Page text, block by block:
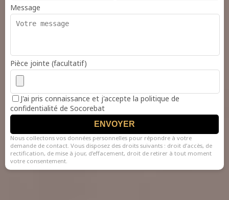
Message
Pièce jointe (facultatif)
J'ai pris connaissance et j'accepte la politique de
confidentialité de Socorebat
ENVOYER
Nous collectons vos données personnelles pour répondre à votre
demande de contact. Vous disposez des droits suivants : droit d’accès, de
rectification, de mise à jour, d’effacement, droit de retirer à tout moment
votre consentement.